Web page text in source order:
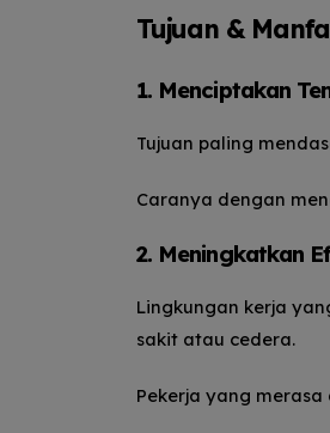
Tujuan &
1. Menciptakan
Tujuan paling
Caranya dengan
2. Meningkatkan
Lingkungan kerja
sakit atau cedera.
Pekerja yang